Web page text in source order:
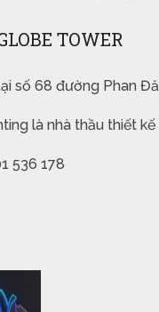
TOWER
số 68 đường Phan
là nhà thầu thiết
536 178